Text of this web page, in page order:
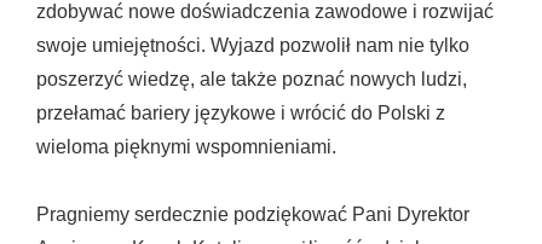
zdobywać nowe doświadczenia zawodowe i rozwijać
swoje umiejętności. Wyjazd pozwolił nam nie tylko
poszerzyć wiedzę, ale także poznać nowych ludzi,
przełamać bariery językowe i wrócić do Polski z
wieloma pięknymi wspomnieniami.
Pragniemy serdecznie podziękować Pani Dyrektor